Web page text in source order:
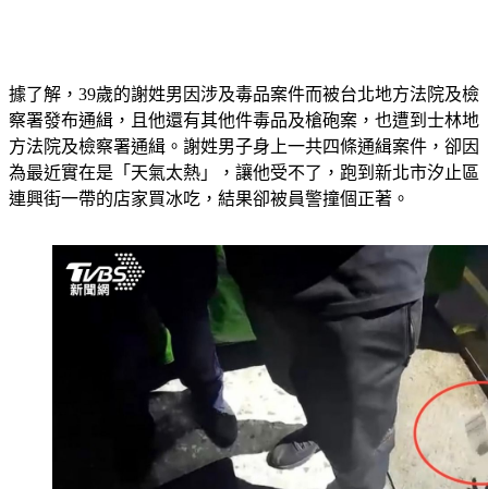
據了解，39歲的謝姓男因涉及毒品案件而被台北地方法院及檢
察署發布通緝，且他還有其他件毒品及槍砲案，也遭到士林地
方法院及檢察署通緝。謝姓男子身上一共四條通緝案件，卻因
為最近實在是「天氣太熱」，讓他受不了，跑到新北市汐止區
連興街一帶的店家買冰吃，結果卻被員警撞個正著。